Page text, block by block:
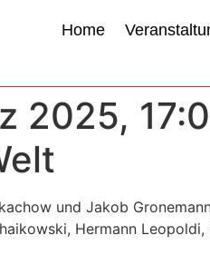
Home
2025,
und Jakob
Hermann